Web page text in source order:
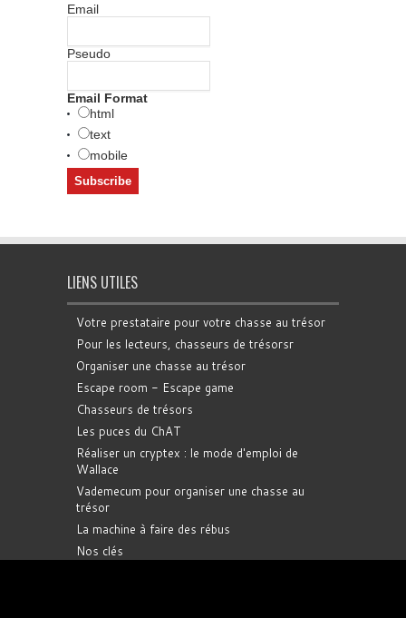
Email
Pseudo
Email Format
html
text
mobile
LIENS UTILES
Votre prestataire pour votre chasse au trésor
Pour les lecteurs, chasseurs de trésorsr
Organiser une chasse au trésor
Escape room - Escape game
Chasseurs de trésors
Les puces du ChAT
Réaliser un cryptex : le mode d'emploi de
Wallace
Vademecum pour organiser une chasse au
trésor
La machine à faire des rébus
Nos clés